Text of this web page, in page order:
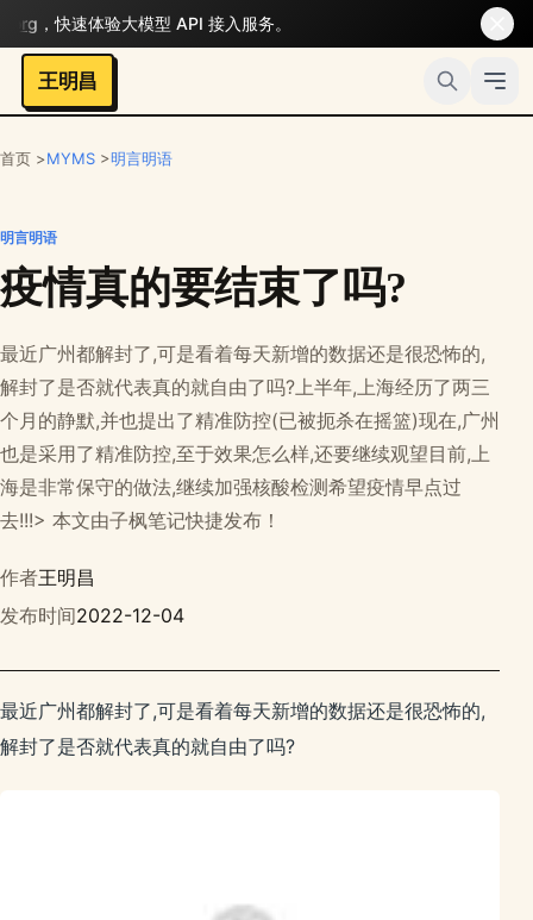
，快速体验大模型 API 接入服务。
王明昌
首页 >MYMS >明言明语
明言明语
疫情真的要结束了吗?
最近广州都解封了,可是看着每天新增的数据还是很恐怖的,
解封了是否就代表真的就自由了吗?上半年,上海经历了两三
个月的静默,并也提出了精准防控(已被扼杀在摇篮)现在,广州
也是采用了精准防控,至于效果怎么样,还要继续观望目前,上
海是非常保守的做法,继续加强核酸检测希望疫情早点过
去!!!> 本文由子枫笔记快捷发布！
作者王明昌
发布时间2022-12-04
最近广州都解封了,可是看着每天新增的数据还是很恐怖的,
解封了是否就代表真的就自由了吗?